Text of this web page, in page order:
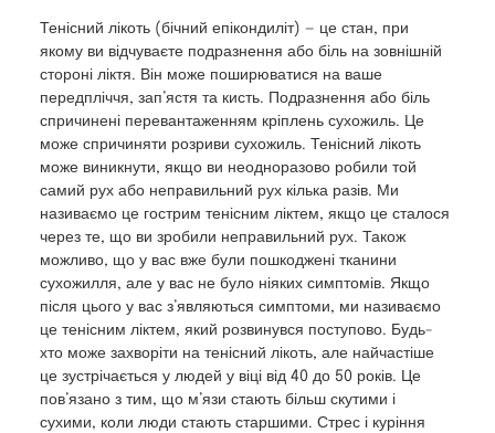
Тенісний лікоть (бічний епікондиліт) — це стан, при
якому ви відчуваєте подразнення або біль на зовнішній
стороні ліктя. Він може поширюватися на ваше
передпліччя, зап’ястя та кисть. Подразнення або біль
спричинені перевантаженням кріплень сухожиль. Це
може спричиняти розриви сухожиль. Тенісний лікоть
може виникнути, якщо ви неодноразово робили той
самий рух або неправильний рух кілька разів. Ми
називаємо це гострим тенісним ліктем, якщо це сталося
через те, що ви зробили неправильний рух. Також
можливо, що у вас вже були пошкоджені тканини
сухожилля, але у вас не було ніяких симптомів. Якщо
після цього у вас з’являються симптоми, ми називаємо
це тенісним ліктем, який розвинувся поступово. Будь-
хто може захворіти на тенісний лікоть, але найчастіше
це зустрічається у людей у віці від 40 до 50 років. Це
пов’язано з тим, що м’язи стають більш скутими і
сухими, коли люди стають старшими. Стрес і куріння